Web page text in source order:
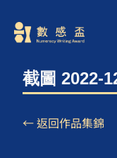
截圖 2022-
← 返回作品集錦